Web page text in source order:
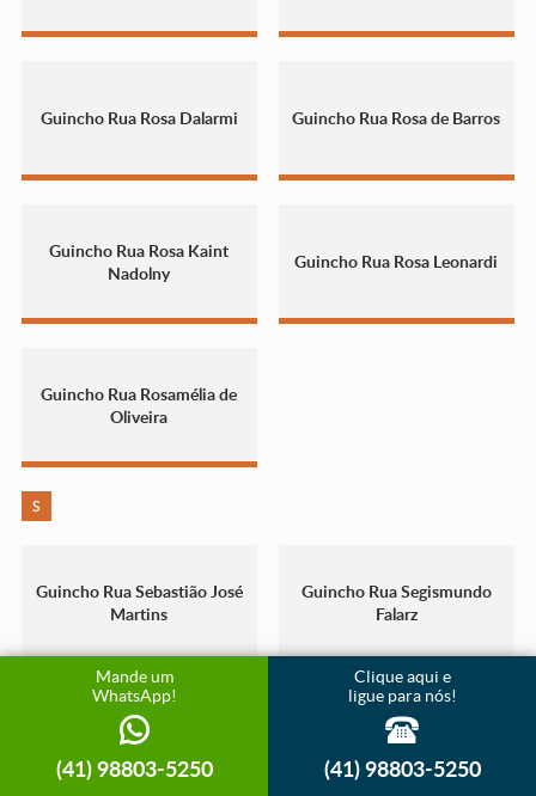
Guincho Rua Rosa Dalarmi Guincho Rua Rosa de Barros
Guincho Rua Rosa Kaint
Nadolny
Guincho Rua Rosa Leonardi
Guincho Rua Rosamélia de
Oliveira
S
Guincho Rua Sebastião José
Martins
Guincho Rua Segismundo
Falarz
Guincho Rua Sete Lagoas Guincho Rua Silas Rasera
Mande um
WhatsApp!
(41) 98803-5250
Clique aqui e
ligue para nós!
(41) 98803-5250